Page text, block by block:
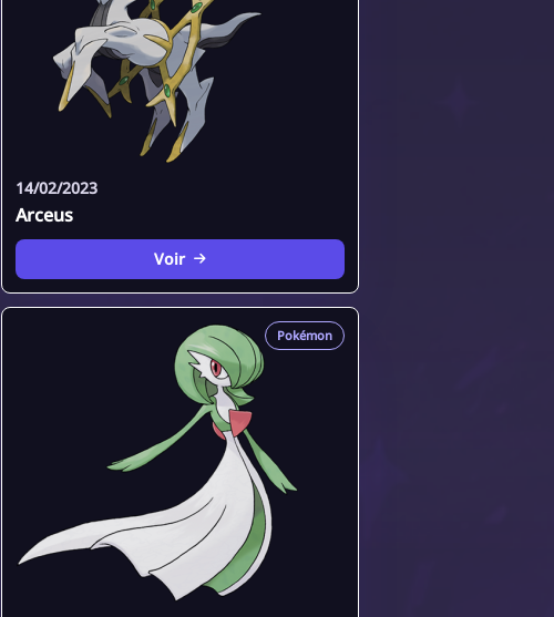
14/02/2023
Arceus
Voir
Pokémon